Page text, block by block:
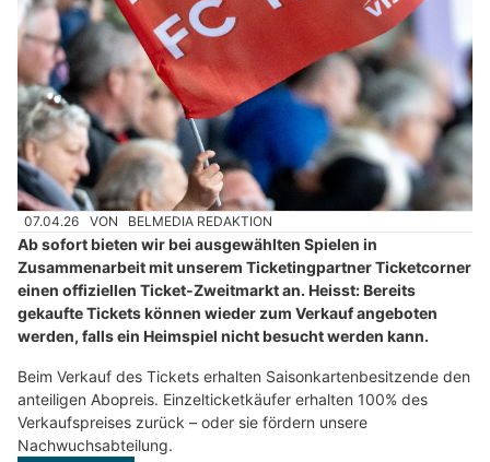
07.04.26 VON BELMEDIA REDAKTION
Ab sofort bieten wir bei ausgewählten Spielen in
Zusammenarbeit mit unserem Ticketingpartner Ticketcorner
einen offiziellen Ticket-Zweitmarkt an. Heisst: Bereits
gekaufte Tickets können wieder zum Verkauf angeboten
werden, falls ein Heimspiel nicht besucht werden kann.
Beim Verkauf des Tickets erhalten Saisonkartenbesitzende den
anteiligen Abopreis. Einzelticketkäufer erhalten 100% des
Verkaufspreises zurück – oder sie fördern unsere
Nachwuchsabteilung.